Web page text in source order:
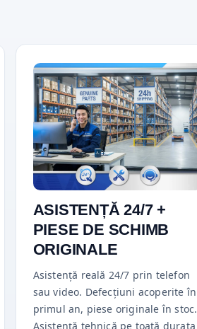
ASISTENȚĂ 24/7 +
PIESE DE SCHIMB
ORIGINALE
Asistență reală 24/7 prin telefon
sau video. Defecțiuni acoperite în
primul an, piese originale în stoc.
Asistență tehnică pe toată durata